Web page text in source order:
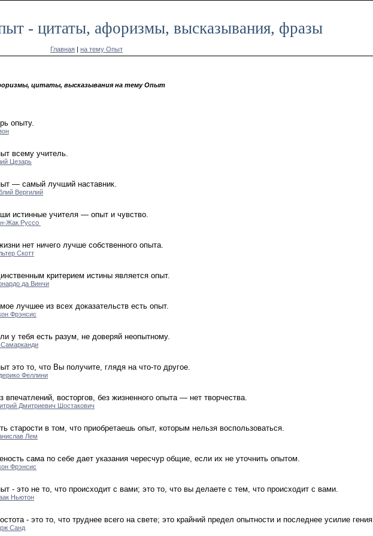
- цитаты, афоризмы, высказывания, фразы
Главная | на тему Опыт
цитаты, высказывания на тему Опыт
опыту.
всему учитель.
Цезарь
— самый лучший наставник.
Вергилий
истинные учителя — опыт и чувство.
Жак Руссо
нет ничего лучше собственного опыта.
Скотт
критерием истины является опыт.
да Винчи
лучшее из всех доказательств есть опыт.
Фрэнсис
у тебя есть разум, не доверяй неопытному.
это то, что Вы получите, глядя на что-то другое.
Феллини
впечатлений, восторгов, без жизненного опыта — нет творчества.
Дмитриевич Шостакович
старости в том, что приобретаешь опыт, которым нельзя воспользоваться.
Лем
сама по себе дает указания чересчур общие, если их не уточнить опытом.
Фрэнсис
- это не то, что происходит с вами; это то, что вы делаете с тем, что происходит с вами.
Ньютон
- это то, что труднее всего на свете; это крайний предел опытности и последнее усилие
Санд